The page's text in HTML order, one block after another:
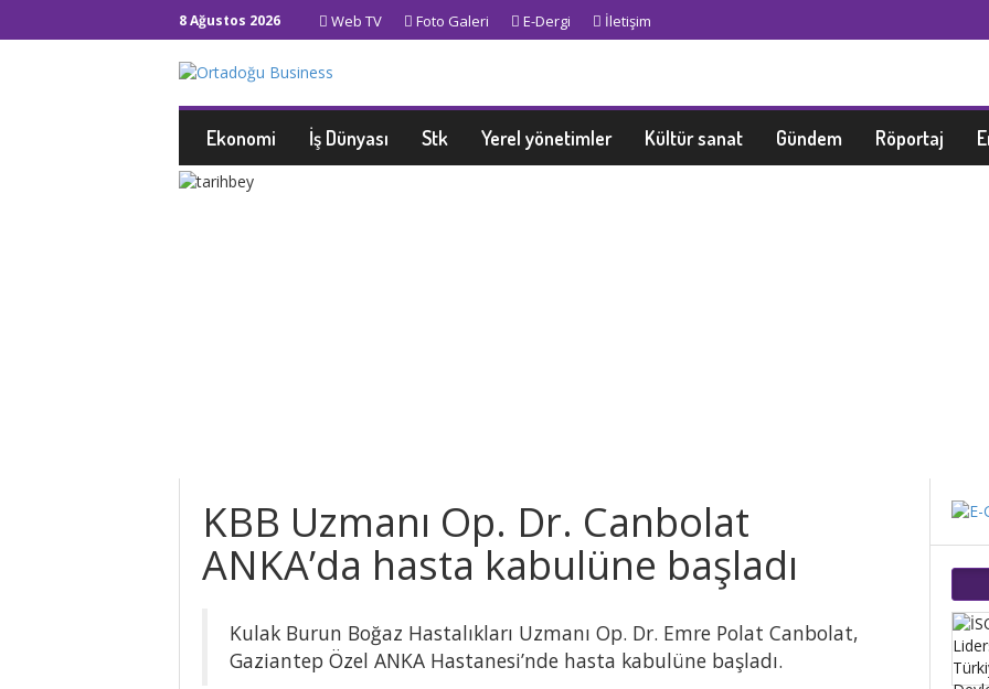
8 Ağustos 2026 Web TV Foto Galeri E-Dergi İletişim
Ekonomi İş Dünyası Stk Yerel yönetimler Kültür sanat Gündem Röportaj
KBB Uzmanı Op. Dr. Canbolat
ANKA’da hasta kabulüne başladı
Kulak Burun Boğaz Hastalıkları Uzmanı Op. Dr. Emre Polat Canbolat,
Gaziantep Özel ANKA Hastanesi’nde hasta kabulüne başladı.